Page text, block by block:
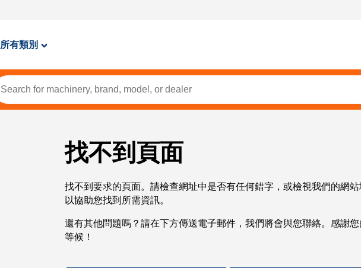
所有類別
找不到頁面
找不到要求的頁面。請檢查網址中是否有任何錯字，或檢視我們的網
以協助您找到所需資訊。
還有其他問題嗎？請在下方傳送電子郵件，我們將會與您聯絡。感謝
等候！